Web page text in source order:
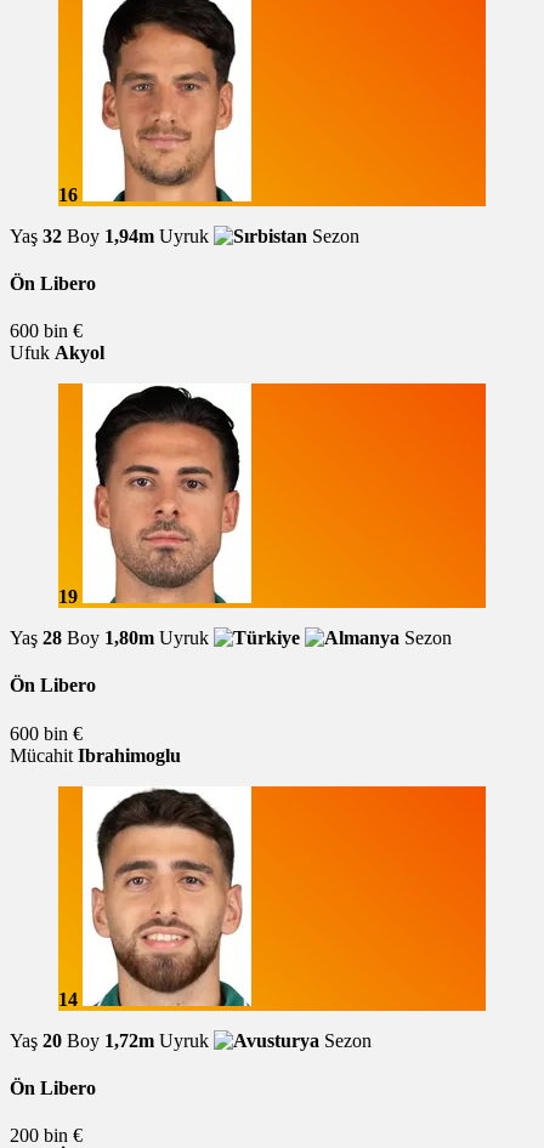
16
Yaş 32 Boy 1,94m Uyruk Sezon
Ön Libero
600 bin €
Ufuk Akyol
19
Yaş 28 Boy 1,80m Uyruk Sezon
Ön Libero
600 bin €
Mücahit Ibrahimoglu
14
Yaş 20 Boy 1,72m Uyruk Sezon
Ön Libero
200 bin €